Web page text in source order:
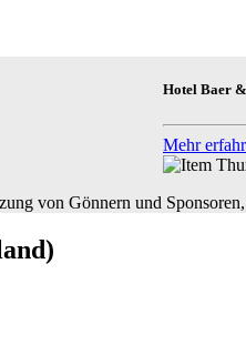
Hotel Baer
Mehr
von Gönnern und